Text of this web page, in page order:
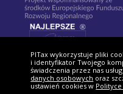
PITax wykorzystuje pliki
i identyfikator Twojego
świadczenia przez nas
danych osobowych oraz
ustawień cookies w